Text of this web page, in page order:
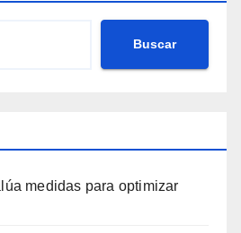
Buscar
medidas para optimizar